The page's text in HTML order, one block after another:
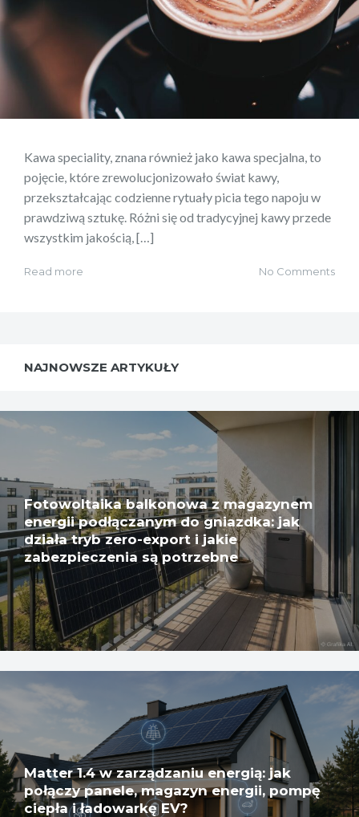
Kawa speciality, znana również jako kawa specjalna, to
pojęcie, które zrewolucjonizowało świat kawy,
przekształcając codzienne rytuały picia tego napoju w
prawdziwą sztukę. Różni się od tradycyjnej kawy przede
wszystkim jakością, […]
Read more No Comments
NAJNOWSZE ARTYKUŁY
Fotowoltaika balkonowa z magazynem
energii podłączanym do gniazdka: jak
działa tryb zero-export i jakie
zabezpieczenia są potrzebne
Matter 1.4 w zarządzaniu energią: jak
połączy panele, magazyn energii, pompę
ciepła i ładowarkę EV?